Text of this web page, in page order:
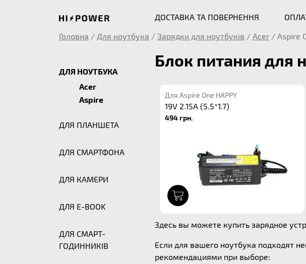
ДОСТАВКА ТА ПОВЕРНЕННЯ
Головна / Для ноутбука / Зарядки для ноутбуків / Acer / Aspire
ДЛЯ НОУТБУКА
Acer
Aspire
ДЛЯ ПЛАНШЕТА
ДЛЯ СМАРТФОНА
ДЛЯ КАМЕРИ
ДЛЯ E-BOOK
ДЛЯ СМАРТ-
ГОДИННИКІВ
Блок питания для
Для Aspire One HAPPY
19V 2.15A (5.5*1.7)
494 грн.
Здесь вы можете купить зарядное
Если для вашего ноутбука подходят
рекомендациями при выборе: